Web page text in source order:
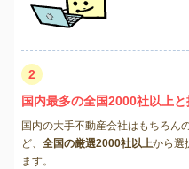
2
国内最多の全国2000社以上と
国内の大手不動産会社はもちろん
ど、 全国の厳選2000社以上から選
ます。